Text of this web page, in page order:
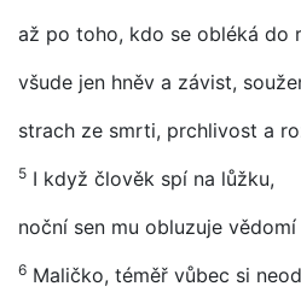
až po toho, kdo se obléká do
všude jen hněv a závist,
strach ze smrti, prchlivost a
5 I když člověk spí na lůžku,
noční sen mu obluzuje
6 Maličko, téměř vůbec si